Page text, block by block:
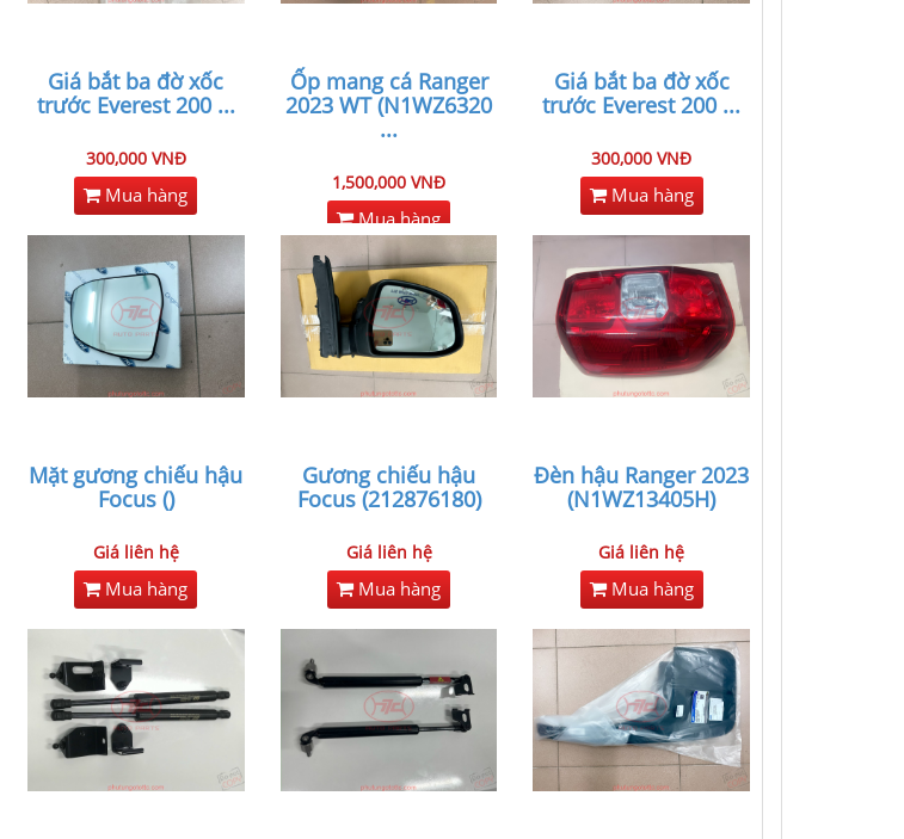
Giá bắt ba đờ xốc
trước Everest 200...
300,000 VNĐ
Mua hàng
Ốp mang cá Ranger
2023 WT (N1WZ6320
...
1,500,000 VNĐ
Mua hàng
Giá bắt ba đờ xốc
trước Everest 200 ...
300,000 VNĐ
Mua hàng
Mặt gương chiếu hậu
Focus ()
Giá liên hệ
Mua hàng
Gương chiếu hậu
Focus (212876180)
Giá liên hệ
Mua hàng
Đèn hậu Ranger 2023
(N1WZ13405H)
Giá liên hệ
Mua hàng